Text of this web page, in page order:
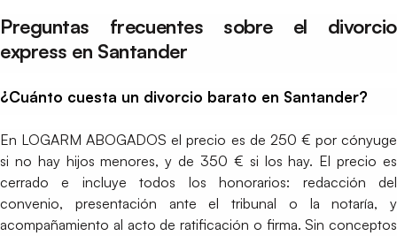
Preguntas frecuentes sobre el divorcio
express en Santander
¿Cuánto cuesta un divorcio barato en Santander?
En LOGARM ABOGADOS el precio es de 250 € por cónyuge
si no hay hijos menores, y de 350 € si los hay. El precio es
cerrado e incluye todos los honorarios: redacción del
convenio, presentación ante el tribunal o la notaría, y
acompañamiento al acto de ratificación o firma. Sin conceptos